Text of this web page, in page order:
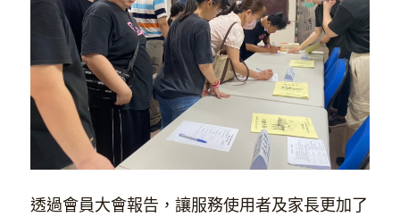
透過會員大會報告，讓服務使用者及家長更加了